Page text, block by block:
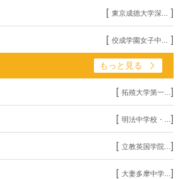
[ 東京成徳大学深... ]
[ 佼成学園女子中... ]
もっと見る
[ 拓殖大学第一... ]
[ 明法中学校・... ]
[ 立教英国学院... ]
[ 大妻多摩中学... ]